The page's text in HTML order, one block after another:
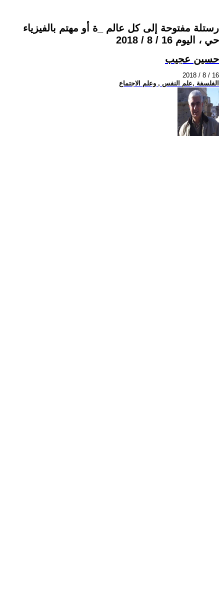
رستلة مفتوحة إلى كل عالم _ة أو مهتم بالفيزياء
حي ، اليوم 16 / 8 / 2018
حسين عجيب
2018 / 8 / 16
الفلسفة ,علم النفس , وعلم الاجتماع